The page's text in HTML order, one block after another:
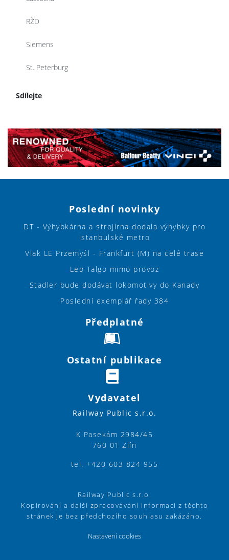
RŽD
Siemens
St. Peterburg
Sdílejte
Poslední novinky
DT - Výhybkárna a strojírna dodala výhybky pro
istanbulské metro
Vlak LE Przemyśl - Frankfurt (M) na celé trase
Leo Talgo mimo provoz
Stadler bude dodávat lokomotivy do Kanady
Poslední exemplář řady 384
Předplatné
Ostatní publikace
Vydavatel
Railway Public s.r.o.
K Pasekám 2984/45
760 01 Zlín
tel. +420 603 824 955
Railway Public s.r.o.
Kopírování a další zpracovávání informací z těchto
stránek je bez předchozího souhlasu zakázáno.
Nastavení cookies